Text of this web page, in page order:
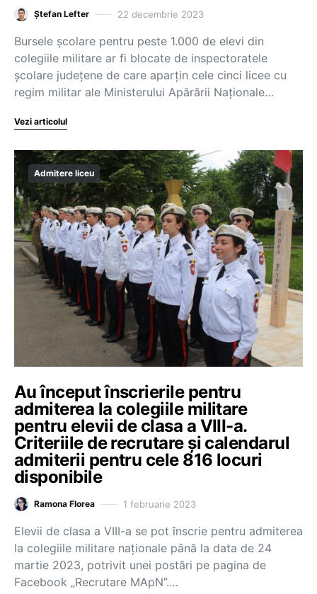
Ștefan Lefter 22 decembrie 2023
Bursele școlare pentru peste 1.000 de elevi din
colegiile militare ar fi blocate de inspectoratele
școlare județene de care aparțin cele cinci licee cu
regim militar ale Ministerului Apărării Naționale…
Vezi articolul
Admitere liceu
Au început înscrierile pentru
admiterea la colegiile militare
pentru elevii de clasa a VIII-a.
Criteriile de recrutare și calendarul
admiterii pentru cele 816 locuri
disponibile
Ramona Florea 1 februarie 2023
Elevii de clasa a VIII-a se pot înscrie pentru admiterea
la colegiile militare naționale până la data de 24
martie 2023, potrivit unei postări pe pagina de
Facebook „Recrutare MApN”.…